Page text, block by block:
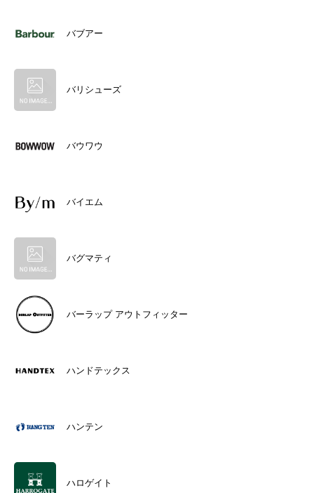
バブアー
バリシューズ
バウワウ
バイエム
バグマティ
バーラップ アウトフィッター
ハンドテックス
ハンテン
ハロゲイト